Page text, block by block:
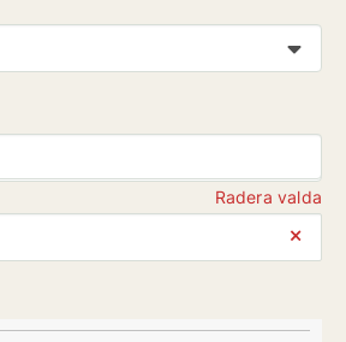
Radera valda
⨯